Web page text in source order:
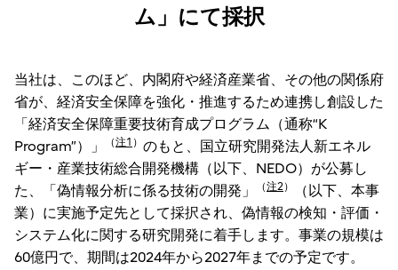
ム」にて採択
当社は、このほど、内閣府や経済産業省、その他の関係府
省が、経済安全保障を強化・推進するため連携し創設した
「経済安全保障重要技術育成プログラム（通称“K
Program”）」
（注1 ） のもと、国立研究開発法人新エネル
ギー・産業技術総合開発機構（以下、NEDO）が公募し
た、「偽情報分析に係る技術の開発」
（注2）
（以下、本事
業）に実施予定先として採択され、偽情報の検知・評価・
システム化に関する研究開発に着手します。事業の規模は
60億円で、期間は2024年から2027年までの予定です。